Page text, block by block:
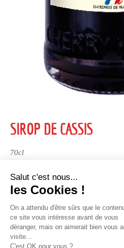
SIROP DE CASSIS
70cl
DESCRIPTION
Sirop aux saveurs gourmandes et
A conserver à température
DÉGUSTATION